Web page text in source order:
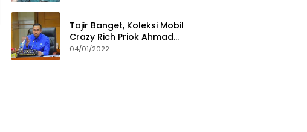
Tajir Banget, Koleksi Mobil
Crazy Rich Priok Ahmad
Sahroni Bikin Ngiler
04/01/2022